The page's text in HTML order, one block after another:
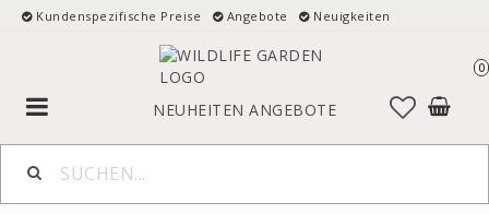
Kundenspezifische Preise Angebote Neuigkeiten
NEUHEITEN ANGEBOTE
0
Toggle
navigation